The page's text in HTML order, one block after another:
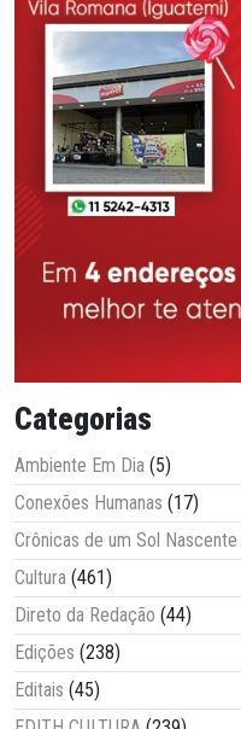
Categorias
Ambiente Em Dia (5)
Conexões Humanas (17)
Crônicas de um Sol Nascente
Cultura (461)
Direto da Redação (44)
Edições (238)
Editais (45)